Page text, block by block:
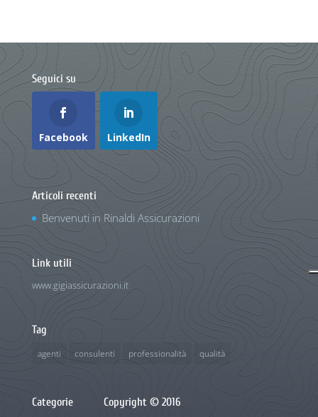
Seguici su
Facebook LinkedIn
Articoli recenti
Benvenuti in Rinaldi Assicurazioni
Link utili
www.gigiassicurazioni.it
Tag
agenti consulenti professionalità qualità
Categorie Copyright © 2016